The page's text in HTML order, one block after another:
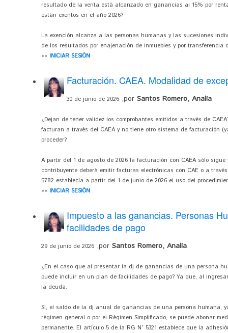
resultado de la venta está alcanzado en ganancias al 15% por
están exentos en el año 2026?
La exención alcanza a las personas humanas y las sucesiones
de los resultados por enajenación de inmuebles y por transferencia
»» INICIAR SESIÓN
Facturación. CAEA. Modalidad de
30 de junio de 2026 ,por Santos Romero, Analía
¿Dejan de tener validez los comprobantes emitidos a través de
facturan a través del CAEA y no tiene otro sistema de facturación
proceder?
A partir del 1 de agosto de 2026 la facturación con CAEA sólo
contribuyente deberá emitir facturas electrónicas con CAE o a
5782 establecía a partir del 1 de junio de 2026 el uso del
»» INICIAR SESIÓN
Impuesto a las ganancias. Personas
facilidades de pago
29 de junio de 2026 ,por Santos Romero, Analía
¿En el caso que al presentar la dj de ganancias de una persona
puede incluir en un plan de facilidades de pago? Ya que, al
la deuda.
Si, el saldo de la dj anual de ganancias de una persona humana,
régimen general o por el Régimen Simplificado, se puede abonar
permanente. El artículo 5 de la RG N° 5321 establece que la